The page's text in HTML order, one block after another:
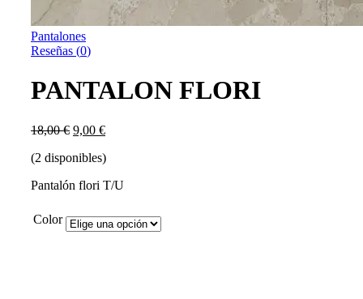
Pantalones
Reseñas (0)
PANTALON FLORI
18,00€ El
original
18,00 €.
9,00 €El
actual
9,00 €.
(2 disponibles)
Pantalón flori T/U
Color